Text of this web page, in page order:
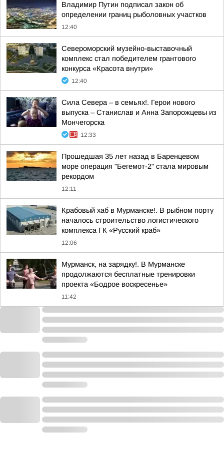
Владимир Путин подписал закон об
определении границ рыболовных участков
12:40
Североморский музейно-выставочный
комплекс стал победителем грантового
конкурса «Красота внутри»
12:40
Сила Севера – в семьях!. Герои нового
выпуска – Станислав и Анна Запорожцевы из
Мончегорска
12:33
Прошедшая 35 лет назад в Баренцевом
море операция "Бегемот-2" стала мировым
рекордом
12:11
Крабовый хаб в Мурманске!. В рыбном порту
началось строительство логистического
комплекса ГК «Русский краб»
12:06
Мурманск, на зарядку!. В Мурманске
продолжаются бесплатные тренировки
проекта «Бодрое воскресенье»
11:42